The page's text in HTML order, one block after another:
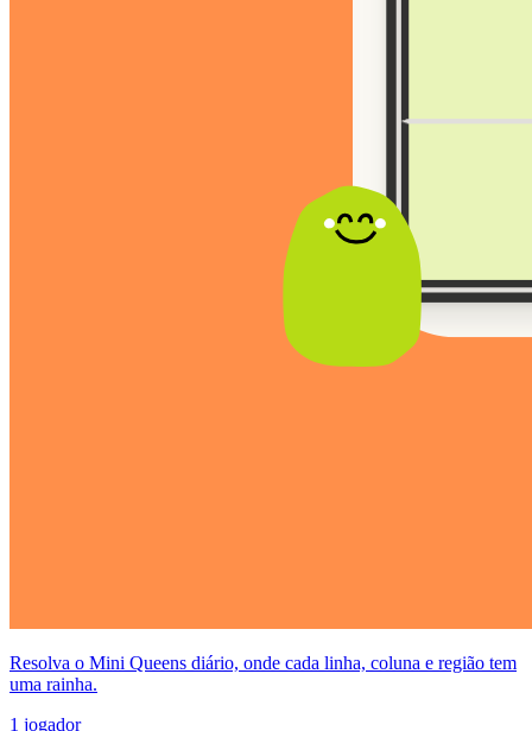
Resolva o Mini Queens diário, onde cada linha, coluna e região tem
uma rainha.
1 jogador